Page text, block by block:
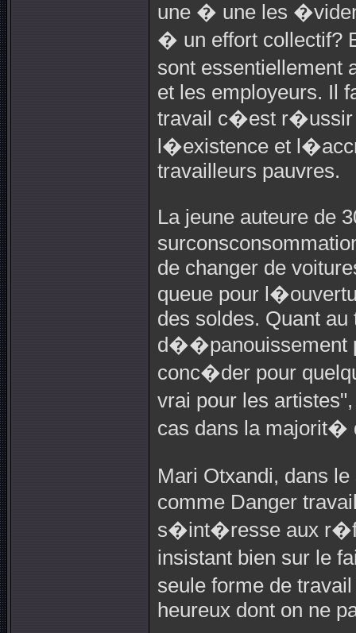
une � une les
� un effort collectif?
sont essentiellement
et les employeurs. Il
travail c�est r�ussir
l�existence et
travailleurs pauvres.
La jeune auteure de
de changer de
queue pour
des soldes. Quant
d��panouissement
conc�der pour
vrai pour les
cas dans la majorit�
Mari Otxandi, dans
comme Danger
s�int�resse aux
insistant bien sur le
seule forme de
heureux dont on ne